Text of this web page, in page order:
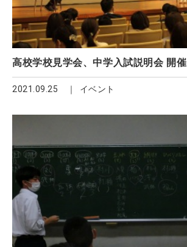
高校学校見学会、中学入試説明会 開催
2021.09.25 イベント